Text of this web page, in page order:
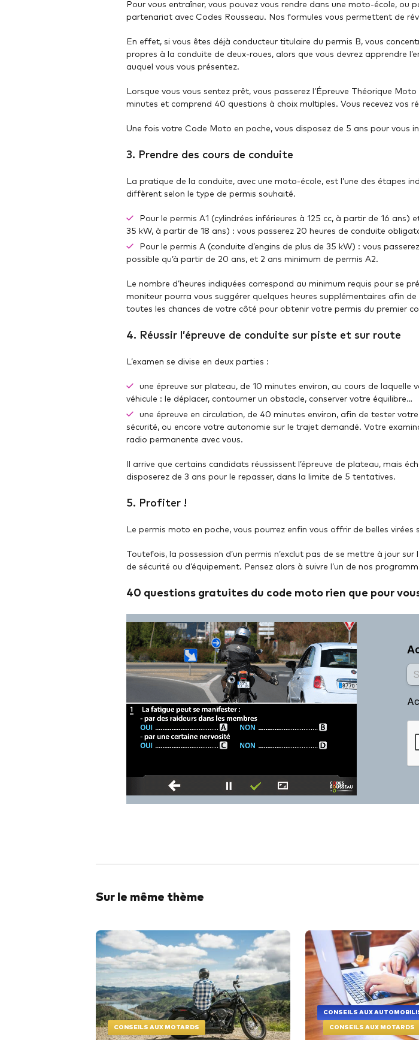
Pour vous entraîner, vous pouvez vous rendre dans une moto-école, ou
partenariat avec Codes Rousseau. Nos formules vous permettent de
En effet, si vous êtes déjà conducteur titulaire du permis B, vous
propres à la conduite de deux-roues, alors que vous devrez apprendre
auquel vous vous présentez.
Lorsque vous vous sentez prêt, vous passerez l’Épreuve Théorique
minutes et comprend 40 questions à choix multiples. Vous recevez vos
Une fois votre Code Moto en poche, vous disposez de 5 ans pour vous
3. Prendre des cours de conduite
La pratique de la conduite, avec une moto-école, est l’une des étapes
diffèrent selon le type de permis souhaité.
Pour le permis A1 (cylindrées inférieures à 125 cc, à partir de 16
35 kW, à partir de 18 ans) : vous passerez 20 heures de conduite
Pour le permis A (conduite d’engins de plus de 35 kW) : vous
possible qu’à partir de 20 ans, et 2 ans minimum de permis A2.
Le nombre d’heures indiquées correspond au minimum requis pour se
moniteur pourra vous suggérer quelques heures supplémentaires afin
toutes les chances de votre côté pour obtenir votre permis du premier
4. Réussir l’épreuve de conduite sur piste et sur route
L’examen se divise en deux parties :
une épreuve sur plateau, de 10 minutes environ, au cours de
véhicule : le déplacer, contourner un obstacle, conserver votre équilibre…
une épreuve en circulation, de 40 minutes environ, afin de tester
sécurité, ou encore votre autonomie sur le trajet demandé. Votre
radio permanente avec vous.
Il arrive que certains candidats réussissent l’épreuve de plateau, mais
disposerez de 3 ans pour le repasser, dans la limite de 5 tentatives.
5. Profiter !
Le permis moto en poche, vous pourrez enfin vous offrir de belles virées
Toutefois, la possession d’un permis n’exclut pas de se mettre à jour
de sécurité ou d’équipement. Pensez alors à suivre l’un de nos
40 questions gratuites du code moto rien que pour
Sur le même thème
CONSEILS AUX MOTARDS
CONSEILS AUX
CONSEILS AUX MOTARDS